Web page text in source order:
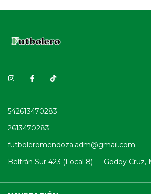
542613470283
2613470283
futboleromendoza.adm@gmail.com
Beltrán Sur 423 (Local 8) — Godoy Cruz,